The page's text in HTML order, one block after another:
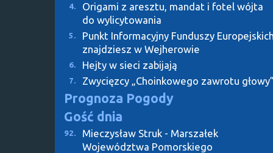
4.
Origami z aresztu, mandat i fotel wójta
do wylicytowania
5.
Punkt Informacyjny Funduszy
znajdziesz w Wejherowie
6. Hejty w sieci zabijają
7. Zwycięzcy „Choinkowego zawrotu
Prognoza Pogody
Gość dnia
92.
Mieczysław Struk - Marszałek
Województwa Pomorskiego